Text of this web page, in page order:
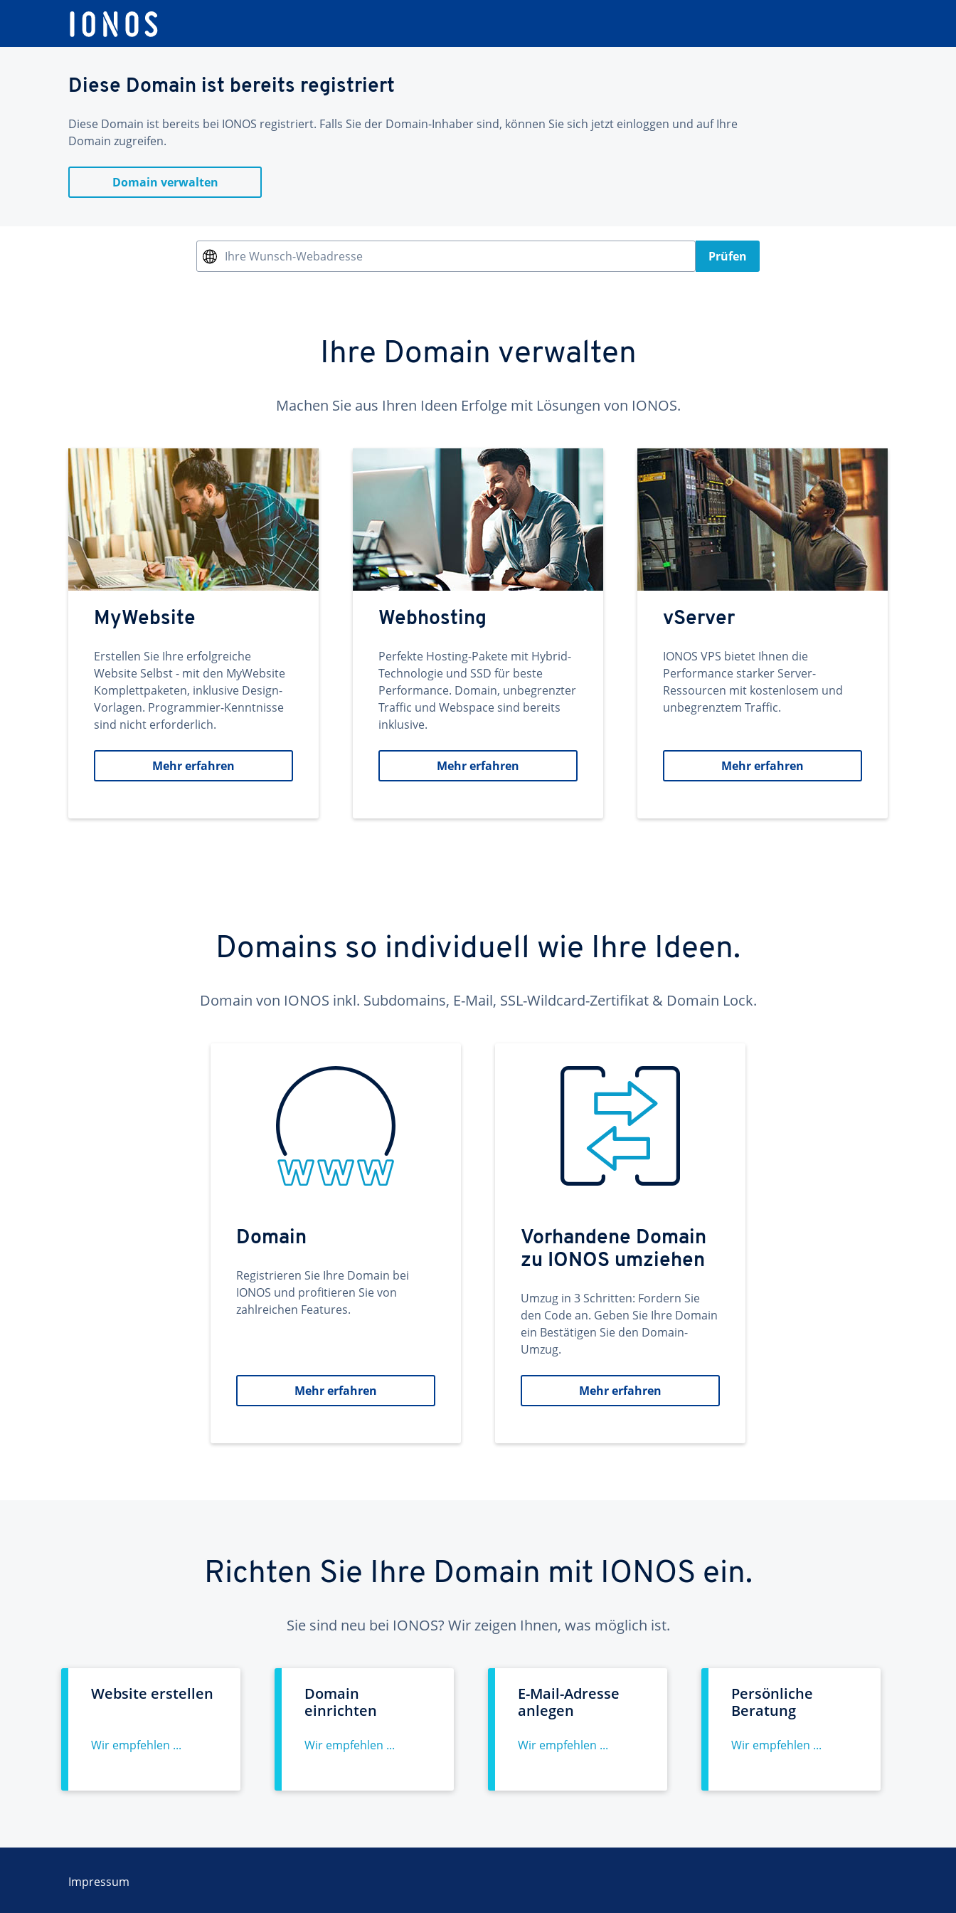
Diese Domain ist bereits registriert
Diese Domain ist bereits bei IONOS registriert. Falls Sie der Domain-Inhaber sind, können Sie sich jetzt einloggen und auf Ihre
Domain zugreifen.
Domain verwalten
Ihre Wunsch-Webadresse Prüfen
Ihre Domain verwalten
Machen Sie aus Ihren Ideen Erfolge mit Lösungen von IONOS.
MyWebsite
Erstellen Sie Ihre erfolgreiche
Website Selbst - mit den MyWebsite
Komplettpaketen, inklusive Design-
Vorlagen. Programmier-Kenntnisse
sind nicht erforderlich.
Mehr erfahren
Webhosting
Perfekte Hosting-Pakete mit Hybrid-
Technologie und SSD für beste
Performance. Domain, unbegrenzter
Traffic und Webspace sind bereits
inklusive.
Mehr erfahren
vServer
IONOS VPS bietet Ihnen die
Performance starker Server-
Ressourcen mit kostenlosem und
unbegrenztem Traffic.
Mehr erfahren
Domains so individuell wie Ihre Ideen.
Domain von IONOS inkl. Subdomains, E-Mail, SSL-Wildcard-Zertifikat & Domain Lock.
Domain
Registrieren Sie Ihre Domain bei
IONOS und profitieren Sie von
zahlreichen Features.
Mehr erfahren
Vorhandene Domain
zu IONOS umziehen
Umzug in 3 Schritten: Fordern Sie
den Code an. Geben Sie Ihre Domain
ein Bestätigen Sie den Domain-
Umzug.
Mehr erfahren
Richten Sie Ihre Domain mit IONOS ein.
Sie sind neu bei IONOS? Wir zeigen Ihnen, was möglich ist.
Website erstellen
Wir empfehlen ...
Domain
einrichten
Wir empfehlen ...
E-Mail-Adresse
anlegen
Wir empfehlen ...
Persönliche
Beratung
Wir empfehlen ...
Impressum